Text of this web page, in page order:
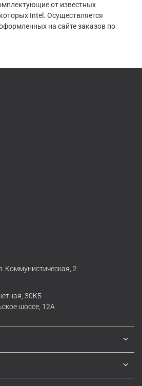
от известных
Intel. Осуществляется
на сайте заказов по
Коммунистическая, 2
30К5
шоссе, 12А